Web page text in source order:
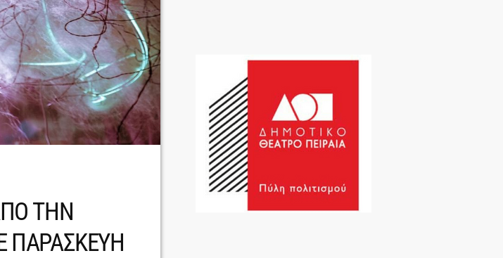
ΤΗΝ
ΠΑΡΑΣΚΕΥΗ